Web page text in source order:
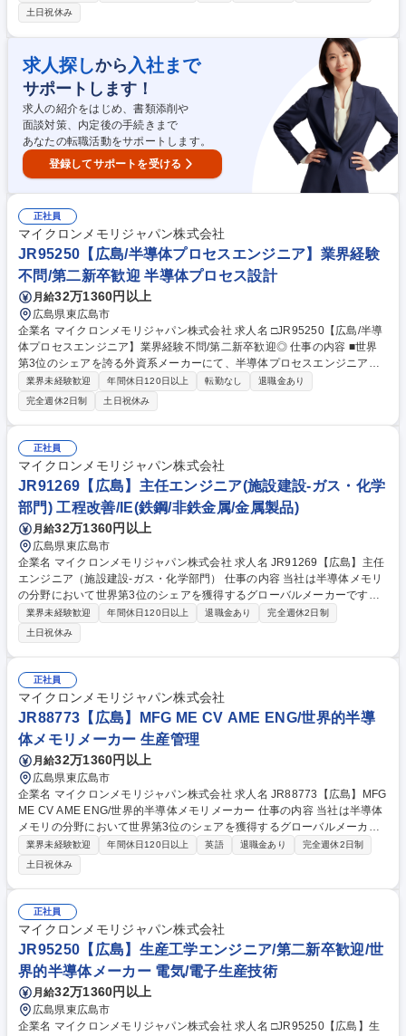
て、下記の業務をお任せ致します。 ■立ち上げの全側面を主導・調整し、
すべての成果物が組織目標に沿い、予算内で期日通りに完了するよう確保
する■建設、施設、サプライチェーン、プロセスエンジニアリング、製造
技術、人事、IT、自動化、IE、政府連携など多様なステークホルダーと連
携し、プロジェクトのマイルストーンとセグメントレベルの成果を定義、
追跡、達成する など 募集職種 JR89493【広島】Site Modeling Project M
anager/世界的半導体メモリメーカー
土日祝休み
求人探しから 入社まで
サポートします！
求人の紹介をはじめ、書類添削や
面談対策、内定後の手続きまで
あなたの転職活動をサポートします。
登録してサポートを受ける
正社員
マイクロンメモリジャパン株式会社
JR95250【広島/半導体プロセスエンジニア】業界経験
不問/第二新卒歓迎 半導体プロセス設計
月給32万1360円以上
広島県東広島市
企業名 マイクロンメモリジャパン株式会社 求人名 □JR95250【広島/半導
体プロセスエンジニア】業界経験不問/第二新卒歓迎◎ 仕事の内容 ■世界
第3位のシェアを誇る外資系メーカーにて、半導体プロセスエンジニア
（量産プロセスの立ち上げ、安定化、歩留まり向上やコスト削減などの改
善業務）として、ご経験に合わせた工程をお任せします。 【詳細】プロセ
スエンジニア：各半導体プロセスにおける化学反応や動作条件の最適化を
行い、新しい装置や条件を生産に適用する業務。半導体プロセスは8つの
工程プロセスに分かれており、ご経験に合わせて各チームへの配属を検討
させていただきます。主な業務として、量産の半導体プロセスの立ち上げ
及び安定化と、生産性/歩留まり向上、コスト削減などの改善を行って頂き
ます。 募集職種 □JR95250【広島/半導体プロセスエンジニア】業界経験
不問/第二新卒歓迎◎
業界未経験歓迎 年間休日120日以上 転勤なし
退職金あり
完全週休2日制
土日祝休み
正社員
マイクロンメモリジャパン株式会社
JR91269【広島】主任エンジニア(施設建設-ガス・化学
部門) 工程改善/IE(鉄鋼/非鉄金属/金属製品)
月給32万1360円以上
広島県東広島市
企業名 マイクロンメモリジャパン株式会社 求人名 JR91269【広島】主任
エンジニア（施設建設-ガス・化学部門） 仕事の内容 当社は半導体メモリ
の分野において世界第3位のシェアを獲得するグローバルメーカーです。
今回は、そんな当社の主任エンジニア（施設建設-ガス・化学部門）とし
て、下記の業務をお任せ致します。 ■バルクガス／特殊ガス、化学薬品貯
蔵、混合、供給システムのエンジニアリング設計、設置、認定を監督する
■日本の高圧ガス保安法、消防法、化学物質取扱規制への完全な準拠を確
保する■施工図面、材料仕様書、安全インターロック、試運転計画をレビ
ューする■ツールフックアップ、プロセスエンジニアリング、EHSチーム
と緊密に連携する■請負業者の監督を支援し、最高水準の安全性と品質を
確保する 募集職種 JR91269【広島】主任エンジニア（施設建設-ガス・化
学部門）
業界未経験歓迎 年間休日120日以上 退職金あり
完全週休2日制
土日祝休み
正社員
マイクロンメモリジャパン株式会社
JR88773【広島】MFG ME CV AME ENG/世界的半導
体メモリメーカー 生産管理
月給32万1360円以上
広島県東広島市
企業名 マイクロンメモリジャパン株式会社 求人名 JR88773【広島】MFG
ME CV AME ENG/世界的半導体メモリメーカー 仕事の内容 当社は半導体
メモリの分野において世界第3位のシェアを獲得するグローバルメーカー
です。今回は、そんな当社のMEエンジニアとして、下記の業務をお任せ
致します。 ■MXT Project Management■WorkstationのMaxOutを実行す
る■関係部門と連携して、Plan通りの安定したShip Out実施を目的とし
て、各BlockのWIP Balance Control及びConstant Operationに向けた生産
管理活動を実施する■BKM 他、生産・Control業務関連システムなどのglo
bal teamと連携をとり、展開に際しサイトShift Team Memberに対して教
育・補佐・継続的改善業務を担う 募集職種 JR88773【広島】MFG ME C
V AME ENG/世界的半導体メモリメーカー
業界未経験歓迎 年間休日120日以上 英語 退職金あり
完全週休2日制
土日祝休み
正社員
マイクロンメモリジャパン株式会社
JR95250【広島】生産工学エンジニア/第二新卒歓迎/世
界的半導体メーカー 電気/電子生産技術
月給32万1360円以上
広島県東広島市
企業名 マイクロンメモリジャパン株式会社 求人名 □JR95250【広島】生